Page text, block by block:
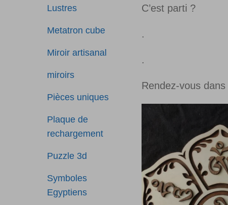
C’est parti ?
.
.
Rendez-vous
Lustres
Metatron cube
Miroir artisanal
miroirs
Pièces uniques
Plaque de
rechargement
Puzzle 3d
Symboles
Egyptiens